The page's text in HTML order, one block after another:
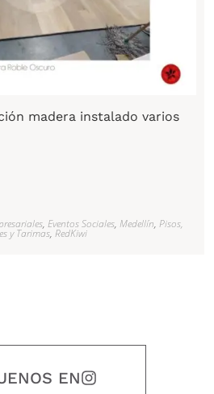
madera instalado varios
,Eventos Sociales,Medellín,Pisos,
y Tarimas,RedKiwi
EN